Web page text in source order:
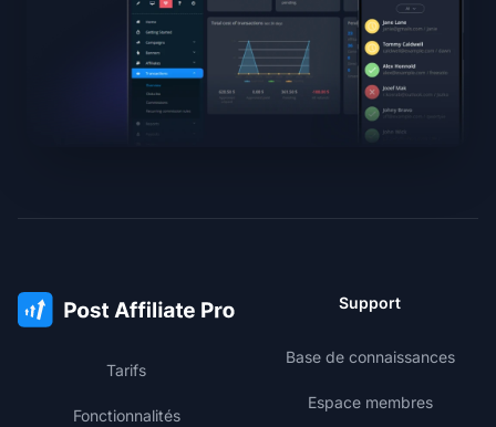
Tarifs
Fonctionnalités
Support
Base de connaissances
Espace membres